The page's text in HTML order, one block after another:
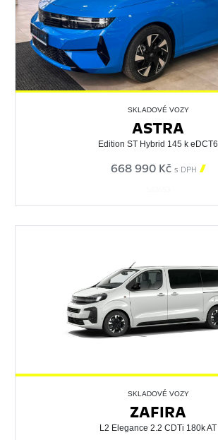
SKLADOVÉ VOZY
ASTRA
Edition ST Hybrid 145 k eDCT6
668 990 Kč s DPH 
SKLADOVÉ VOZY
ZAFIRA
L2 Elegance 2.2 CDTi 180k AT